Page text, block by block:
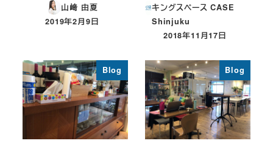
山﨑 由夏
投稿日
2019年2月9日
キングスペース CASE
Shinjuku
投稿日
2018年11月17日
Blog Blog